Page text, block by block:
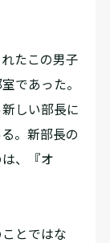
たこの男子
であった。
しい部長に
。新部長の
、『オ
とではな